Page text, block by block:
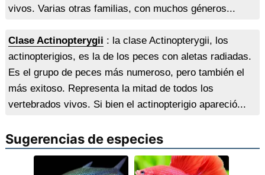
vivos. Varias otras familias, con muchos géneros...
Clase Actinopterygii : la clase Actinopterygii, los
actinopterigios, es la de los peces con aletas radiadas.
Es el grupo de peces más numeroso, pero también el
más exitoso. Representa la mitad de todos los
vertebrados vivos. Si bien el actinopterigio apareció...
Sugerencias de especies